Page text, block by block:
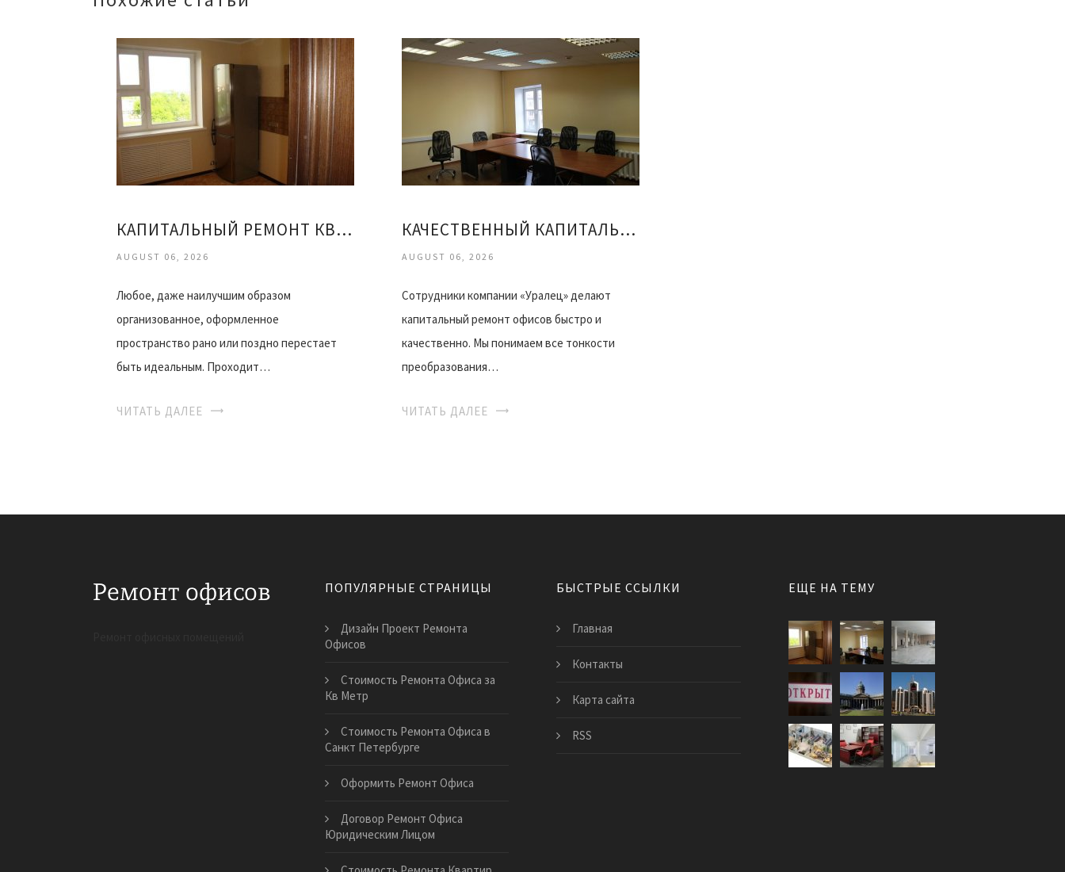
КАПИТАЛЬНЫЙ РЕМОНТ КВАРТИРЫ ОФИСА
AUGUST 06, 2026
Любое, даже наилучшим образом
организованное, оформленное
пространство рано или поздно перестает
быть идеальным. Проходит…
ЧИТАТЬ ДАЛЕЕ
КАЧЕСТВЕННЫЙ КАПИТАЛЬНЫЙ РЕМОНТ ОФИСОВ
AUGUST 06, 2026
Сотрудники компании «Уралец» делают
капитальный ремонт офисов быстро и
качественно. Мы понимаем все тонкости
преобразования…
ЧИТАТЬ ДАЛЕЕ
ПОПУЛЯРНЫЕ СТРАНИЦЫ
Дизайн Проект Ремонта
Офисов
Стоимость Ремонта Офиса за
Кв Метр
Стоимость Ремонта Офиса в
Санкт Петербурге
Оформить Ремонт Офиса
Договор Ремонт Офиса
Юридическим Лицом
БЫСТРЫЕ ССЫЛКИ
Главная
Контакты
Карта сайта
RSS
ЕЩЕ НА ТЕМУ